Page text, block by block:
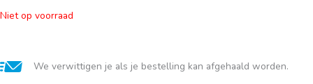
Niet op voorraad
We verwittigen je als je bestelling kan afgehaald worden.